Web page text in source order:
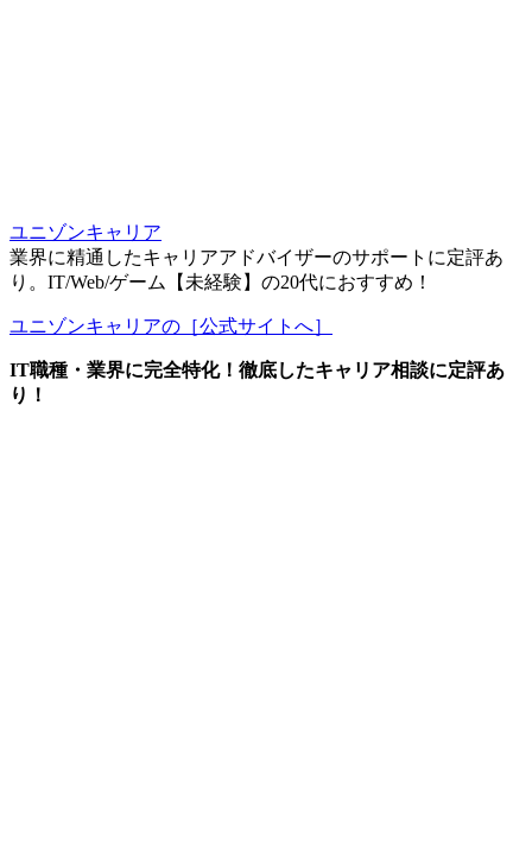
ユニゾンキャリア
業界に精通したキャリアアドバイザーのサポートに定評あ
り。IT/Web/ゲーム【未経験】の20代におすすめ！
ユニゾンキャリアの［公式サイトへ］
IT職種・業界に完全特化！徹底したキャリア相談に定評あ
り！